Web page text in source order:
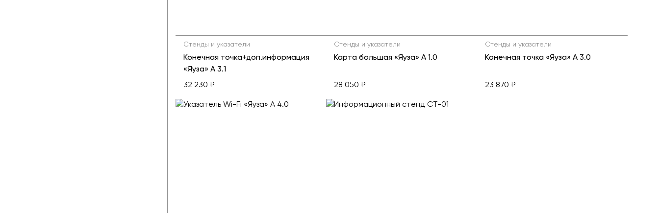
Стенды и указатели
Конечная точка+доп.информация
«Яуза» А 3.1
32 230 ₽
Стенды и указатели
Карта большая «Яуза» А 1.0
28 050 ₽
Стенды и указатели
Конечная точка «Яуза» А 3.0
23 870 ₽